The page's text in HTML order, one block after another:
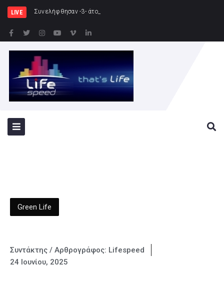
LIVE Συνελήφθησαν -3- άτομα για καλλιέργεια δενδρ
Green Life
Συντάκτης / Αρθρογράφος: Lifespeed
24 Ιουνίου, 2025